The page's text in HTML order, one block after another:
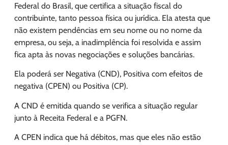
Federal do Brasil, que certifica a situação fiscal do
contribuinte, tanto pessoa física ou jurídica. Ela atesta que
não existem pendências em seu nome ou no nome da
empresa, ou seja, a inadimplência foi resolvida e assim
fica apta às novas negociações e soluções bancárias.
Ela poderá ser Negativa (CND), Positiva com efeitos de
negativa (CPEN) ou Positiva (CP).
A CND é emitida quando se verifica a situação regular
junto à Receita Federal e a PGFN.
A CPEN indica que há débitos, mas que eles não estão